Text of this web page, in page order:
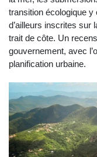
transition écologique
d’ailleurs inscrites sur
trait de côte. Un
gouvernement, avec
planification urbaine.